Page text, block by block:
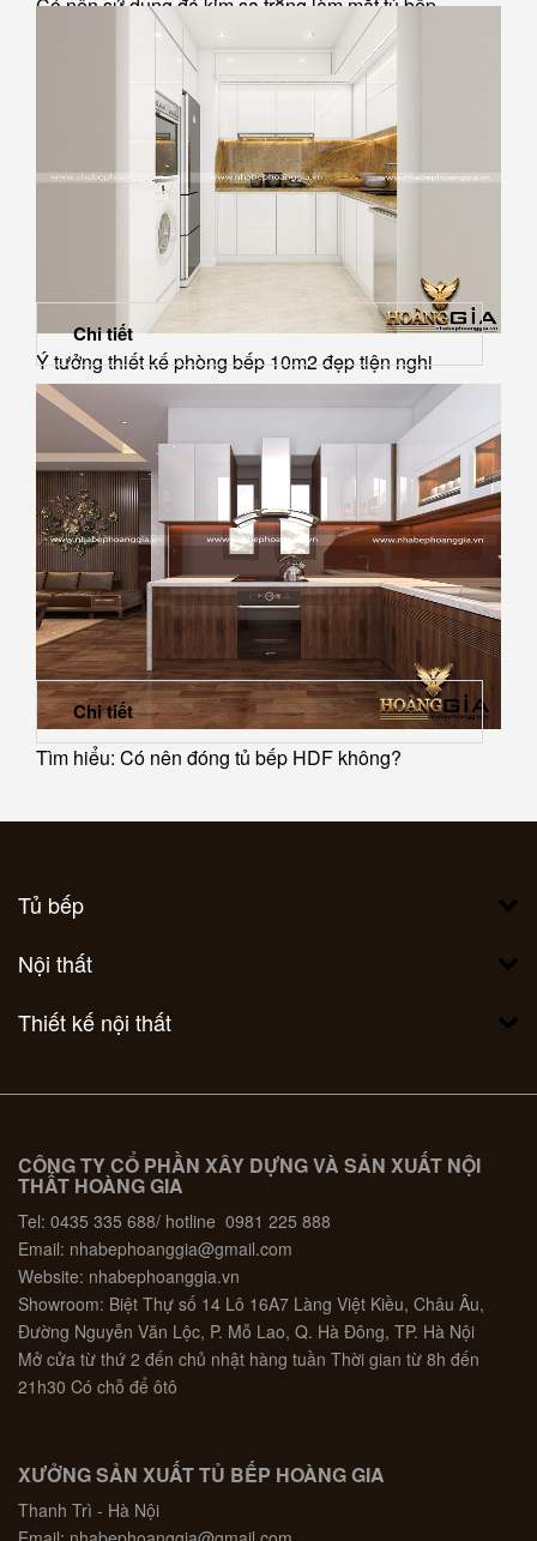
Ý tưởng thiết kế phòng bếp 10m2 đẹp tiện nghi
Chi tiết
Tìm hiểu: Có nên đóng tủ bếp HDF không?
Chi tiết
Tủ bếp
Nội thất
Thiết kế nội thất
CÔNG TY CỔ PHẦN XÂY DỰNG VÀ SẢN XUẤT NỘI
THẤT HOÀNG GIA
Tel: 0435 335 688/ hotline 0981 225 888
Email: nhabephoanggia@gmail.com
Website: nhabephoanggia.vn
Showroom: Biệt Thự số 14 Lô 16A7 Làng Việt Kiều, Châu Âu,
Đường Nguyễn Văn Lộc, P. Mỗ Lao, Q. Hà Đông, TP. Hà Nội
Mở cửa từ thứ 2 đến chủ nhật hàng tuần Thời gian từ 8h đến
21h30 Có chỗ để ôtô
XƯỞNG SẢN XUẤT TỦ BẾP HOÀNG GIA
Thanh Trì - Hà Nội